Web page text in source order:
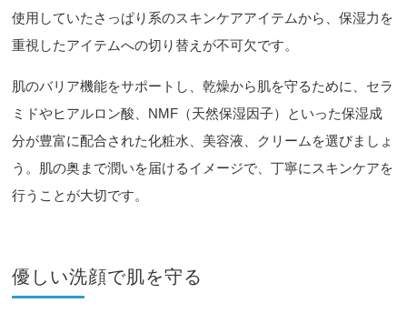
使用していたさっぱり系のスキンケアアイテムから、保湿力を
重視したアイテムへの切り替えが不可欠です。
肌のバリア機能をサポートし、乾燥から肌を守るために、セラ
ミドやヒアルロン酸、NMF（天然保湿因子）といった保湿成
分が豊富に配合された化粧水、美容液、クリームを選びましょ
う。肌の奥まで潤いを届けるイメージで、丁寧にスキンケアを
行うことが大切です。
優しい洗顔で肌を守る